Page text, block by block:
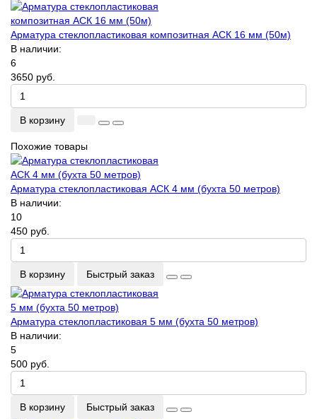
Арматура стеклопластиковая композитная АСК 16 мм (50м)
В наличии:
6
3650 руб.
В корзину
Похожие товары
Арматура стеклопластиковая АСК 4 мм (бухта 50 метров)
В наличии:
10
450 руб.
В корзину Быстрый заказ
Арматура стеклопластиковая 5 мм (бухта 50 метров)
В наличии:
5
500 руб.
В корзину Быстрый заказ